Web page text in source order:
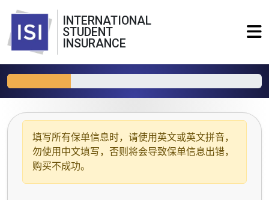
INTERNATIONAL
STUDENT
INSURANCE
填写所有保单信息时，请使用 英文或英文拼音，
勿使用中文填写，否则将会导致保单信息出错，
购买不成功。